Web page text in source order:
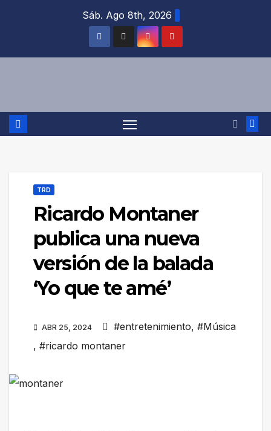
Sáb. Ago 8th, 2026
TRD
Ricardo Montaner
publica una nueva
versión de la balada
‘Yo que te amé’
ABR 25, 2024 #entretenimiento, #Música
, #ricardo montaner